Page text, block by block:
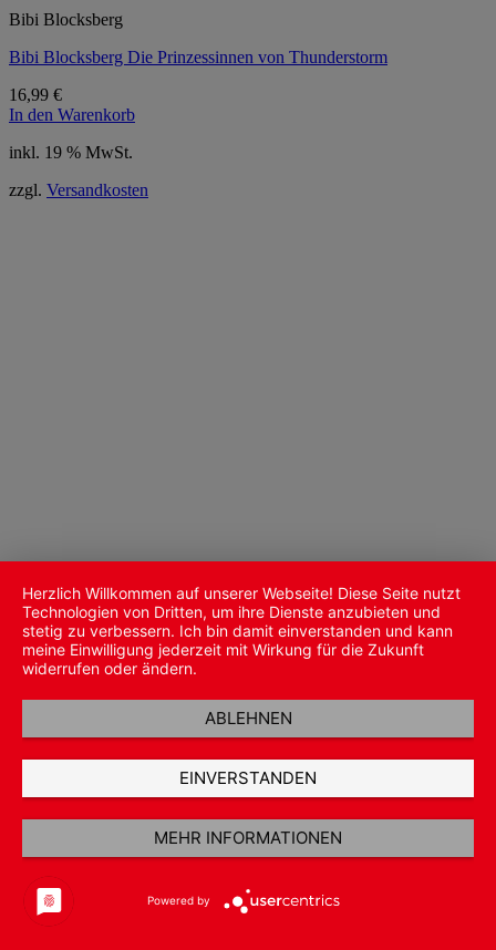
Bibi Blocksberg
Bibi Blocksberg Die Prinzessinnen von Thunderstorm
16,99 €
In den Warenkorb
inkl. 19 % MwSt.
zzgl. Versandkosten
Herzlich Willkommen auf unserer Webseite! Diese Seite nutzt
Technologien von Dritten, um ihre Dienste anzubieten und
stetig zu verbessern. Ich bin damit einverstanden und kann
meine Einwilligung jederzeit mit Wirkung für die Zukunft
widerrufen oder ändern.
ABLEHNEN
EINVERSTANDEN
MEHR INFORMATIONEN
Powered by